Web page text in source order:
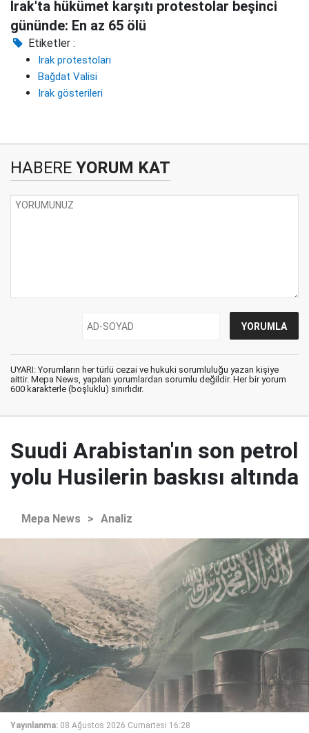
Irak'ta hükümet karşıtı protestolar beşinci
gününde: En az 65 ölü
Etiketler :
Irak protestoları
Bağdat Valisi
Irak gösterileri
HABERE YORUM KAT
UYARI: Yorumların her türlü cezai ve hukuki sorumluluğu yazan kişiye
aittir. Mepa News, yapılan yorumlardan sorumlu değildir. Her bir yorum
600 karakterle (boşluklu) sınırlıdır.
Suudi Arabistan'ın son petrol
yolu Husilerin baskısı altında
Mepa News > Analiz
Yayınlanma: 08 Ağustos 2026 Cumartesi 16:28